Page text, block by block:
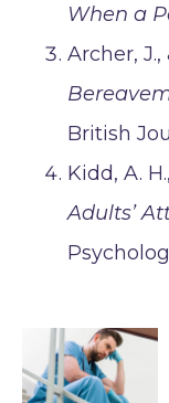
When a
Archer, J.,
British
Kidd, A.
Adults’